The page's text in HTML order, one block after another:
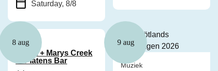
Saturday, 8/8
8 aug
Muziek
Cyhra + Marys Creek
in Platens Bar
9 aug
Muziek